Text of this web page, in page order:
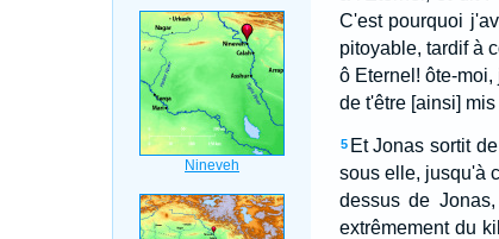
C'est pourquoi
pitoyable, tardif à
ô Eternel! ôte-
de t'être [ainsi]
5 Et Jonas sortit
sous elle, jusqu'à
dessus de
extrêmement du